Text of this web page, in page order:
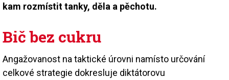
kam rozmístit tanky, děla a pěchotu.
Bič bez cukru
Angažovanost na taktické úrovni namísto určování
celkové strategie dokresluje diktátorovu